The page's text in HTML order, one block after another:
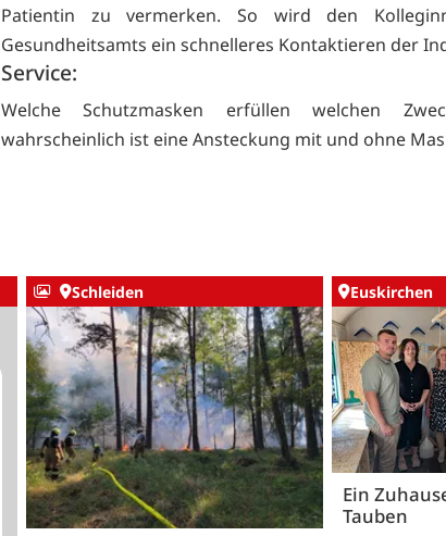
Patientin zu vermerken. So wird den
Gesundheitsamts ein schnelleres Kontaktieren der
Service:
Welche Schutzmasken erfüllen welchen
wahrscheinlich ist eine Ansteckung mit und ohne
Schleiden Euskirchen
Ein
Tauben